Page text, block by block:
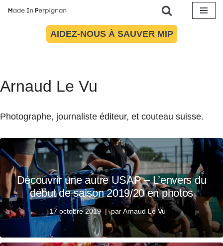
AIDEZ-NOUS À SAUVER MIP
Arnaud Le Vu
Photographe, journaliste éditeur, et couteau suisse.
Découvrir une autre USAP – L’envers du
début de saison 2019/20 en photos
17 octobre 2019 parArnaud Le Vu